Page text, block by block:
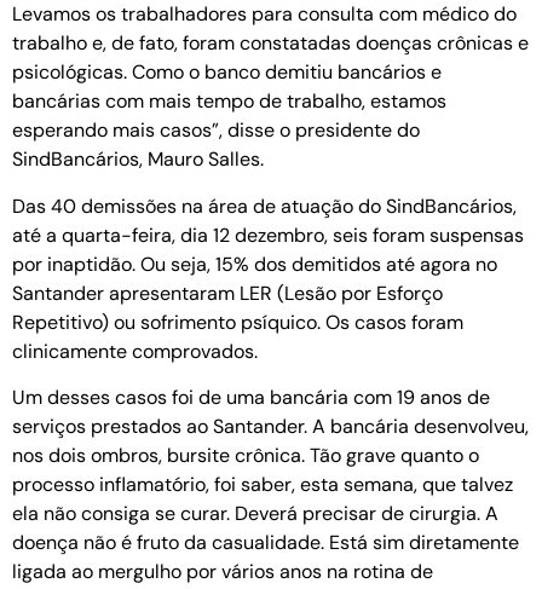
Levamos os trabalhadores para consulta com médico do
trabalho e, de fato, foram constatadas doenças crônicas e
psicológicas. Como o banco demitiu bancários e
bancárias com mais tempo de trabalho, estamos
esperando mais casos”, disse o presidente do
SindBancários, Mauro Salles.
Das 40 demissões na área de atuação do SindBancários,
até a quarta-feira, dia 12 dezembro, seis foram suspensas
por inaptidão. Ou seja, 15% dos demitidos até agora no
Santander apresentaram LER (Lesão por Esforço
Repetitivo) ou sofrimento psíquico. Os casos foram
clinicamente comprovados.
Um desses casos foi de uma bancária com 19 anos de
serviços prestados ao Santander. A bancária desenvolveu,
nos dois ombros, bursite crônica. Tão grave quanto o
processo inflamatório, foi saber, esta semana, que talvez
ela não consiga se curar. Deverá precisar de cirurgia. A
doença não é fruto da casualidade. Está sim diretamente
ligada ao mergulho por vários anos na rotina de